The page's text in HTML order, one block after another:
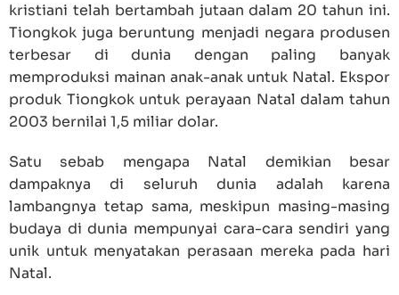
kristiani telah bertambah jutaan dalam 20 tahun ini.
Tiongkok juga beruntung menjadi negara produsen
terbesar di dunia dengan paling banyak
memproduksi mainan anak-anak untuk Natal. Ekspor
produk Tiongkok untuk perayaan Natal dalam tahun
2003 bernilai 1,5 miliar dolar.
Satu sebab mengapa Natal demikian besar
dampaknya di seluruh dunia adalah karena
lambangnya tetap sama, meskipun masing-masing
budaya di dunia mempunyai cara-cara sendiri yang
unik untuk menyatakan perasaan mereka pada hari
Natal.